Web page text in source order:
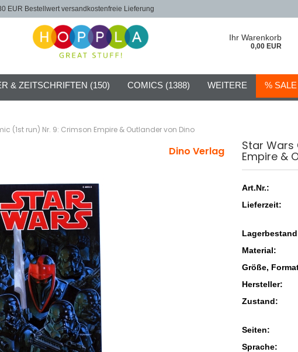
EUR Bestellwert versandkostenfreie Lieferung
Ihr Warenkorb
0,00 EUR
& ZEITSCHRIFTEN (150) COMICS (1388) %
WEITERE
(1st run) Nr. 9: Crimson Empire & Outlander von Dino
Dino Verlag Star Wars
Empire &
Art.Nr.:
Lieferzeit:
Material:
Größe,
Hersteller:
Zustand:
Seiten:
Sprache: